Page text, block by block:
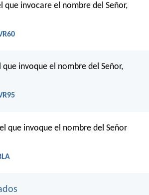
que invocare el nombre del Señor,
invoque el nombre del Señor,
que invoque el nombre del Señor